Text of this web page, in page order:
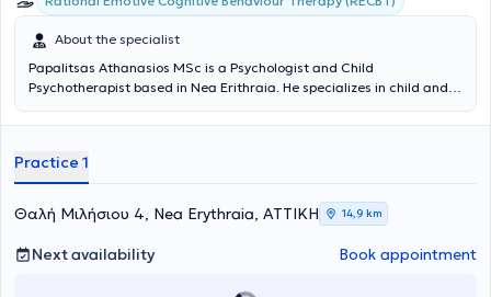
About the specialist
Papalitsas Athanasios MSc is a Psychologist and Child
Psychotherapist based in Nea Erithraia. He specializes in child and
psychoeducation programs. His office is a modern and welcoming
individual with the opportunity to freely express their thoughts,
emotions, and difficulties.
Practice 1
Θαλή Μιλήσιου 4, Nea Erythraia, ΑΤΤΙΚΗ 14,9 km
Next availability Book appointment